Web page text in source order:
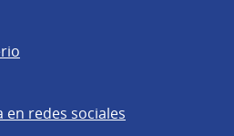
redes sociales